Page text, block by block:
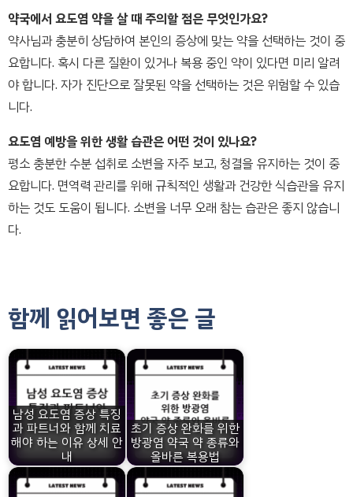
약국에서 요도염 약을 살 때 주의할 점은 무엇인가요?
약사님과 충분히 상담하여 본인의 증상에 맞는 약을 선택하는 것이 중
요합니다. 혹시 다른 질환이 있거나 복용 중인 약이 있다면 미리 알려
야 합니다. 자가 진단으로 잘못된 약을 선택하는 것은 위험할 수 있습
니다.
요도염 예방을 위한 생활 습관은 어떤 것이 있나요?
평소 충분한 수분 섭취로 소변을 자주 보고, 청결을 유지하는 것이 중
요합니다. 면역력 관리를 위해 규칙적인 생활과 건강한 식습관을 유지
하는 것도 도움이 됩니다. 소변을 너무 오래 참는 습관은 좋지 않습니
다.
함께 읽어보면 좋은 글
남성 요도염 증상 특징
과 파트너와 함께 치료
해야 하는 이유 상세 안
내
초기 증상 완화를 위한
방광염 약국 약 종류와
올바른 복용법